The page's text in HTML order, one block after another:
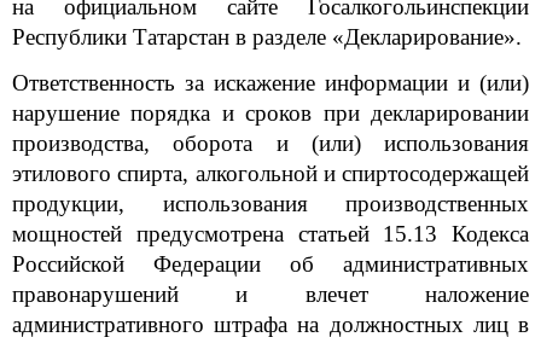
на официальном сайте Госалкогольинспекции
Республики Татарстан в разделе «Декларирование».
Ответственность за искажение информации и (или)
нарушение порядка и сроков при декларировании
производства, оборота и (или) использования
этилового спирта, алкогольной и спиртосодержащей
продукции, использования производственных
мощностей предусмотрена статьей 15.13 Кодекса
Российской Федерации об административных
правонарушений и влечет наложение
административного штрафа на должностных лиц в